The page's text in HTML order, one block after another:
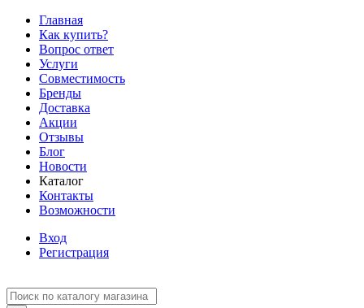
Главная
Как купить?
Вопрос ответ
Услуги
Совместимость
Бренды
Доставка
Акции
Отзывы
Блог
Новости
Каталог
Контакты
Возможности
Вход
Регистрация